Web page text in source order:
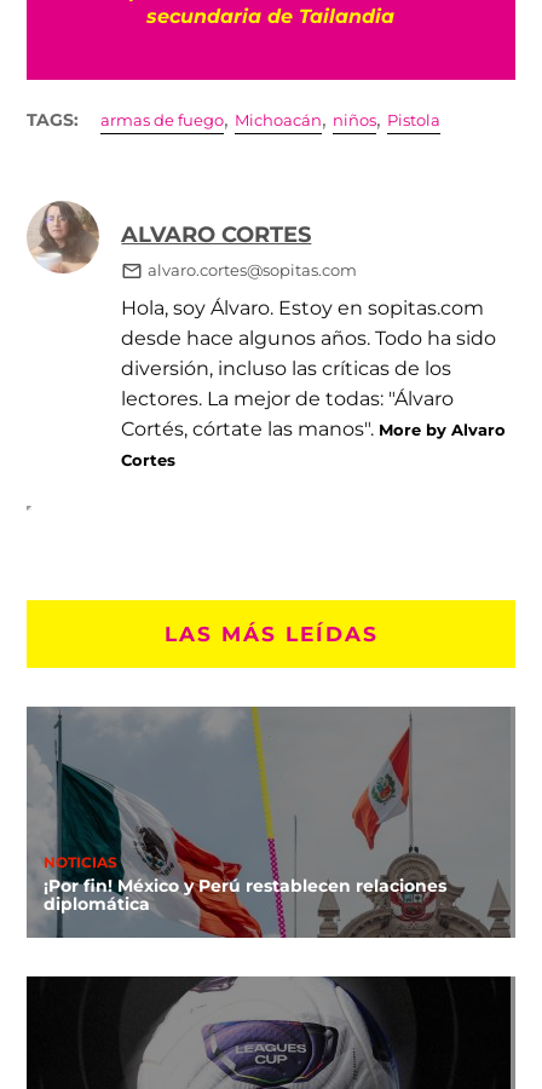
secundaria de Tailandia
TAGS: armas de fuego, Michoacán, niños, Pistola
ALVARO CORTES
alvaro.cortes@sopitas.com
Hola, soy Álvaro. Estoy en sopitas.com
desde hace algunos años. Todo ha sido
diversión, incluso las críticas de los
lectores. La mejor de todas: "Álvaro
Cortés, córtate las manos". More by Alvaro
Cortes
LAS MÁS LEÍDAS
NOTICIAS
¡Por fin! México y Perú restablecen relaciones
diplomática